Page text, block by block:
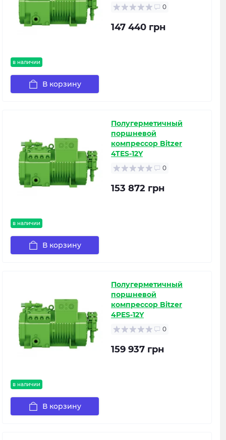
в наличии
0
147 440 грн
В корзину
в наличии
Полугерметичный
поршневой
компрессор Bitzer
4TES-12Y
0
153 872 грн
В корзину
в наличии
Полугерметичный
поршневой
компрессор Bitzer
4PES-12Y
0
159 937 грн
В корзину